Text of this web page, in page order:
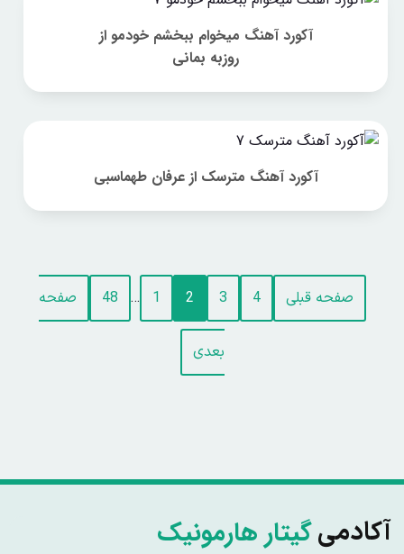
آکورد آهنگ میخوام ببخشم خودمو از
روزبه بمانی
آکورد آهنگ مترسک از عرفان طهماسبی
صفحه قبلی 1 2 3 4
…
48 صفحه
بعدی
آکادمیگیتار هارمونیک